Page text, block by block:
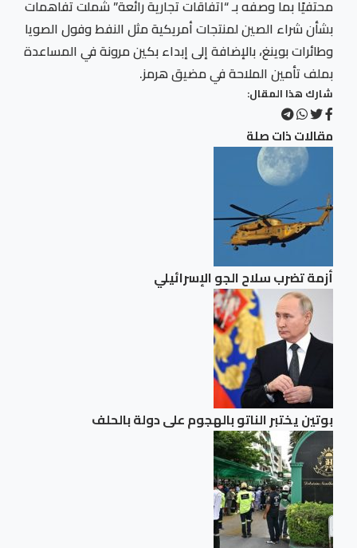
محتفيًا بما وصفه بـ “اتفاقات تجارية رائعة” شملت تفاهمات
بشأن شراء الصين لمنتجات أمريكية مثل النفط وفول الصويا
وطائرات بوينغ، بالإضافة إلى إبداء بكين مرونة في المساعدة
بملف تأمين الملاحة في مضيق هرمز.
شارك هذا المقال:
مقالات ذات صلة
أزمة تضرب سلاح الجو الإسرائيلي
بوتين يختبر الناتو بالهجوم على دولة بالحلف